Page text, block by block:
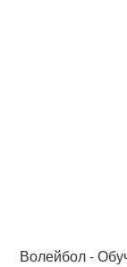
Волейбол -